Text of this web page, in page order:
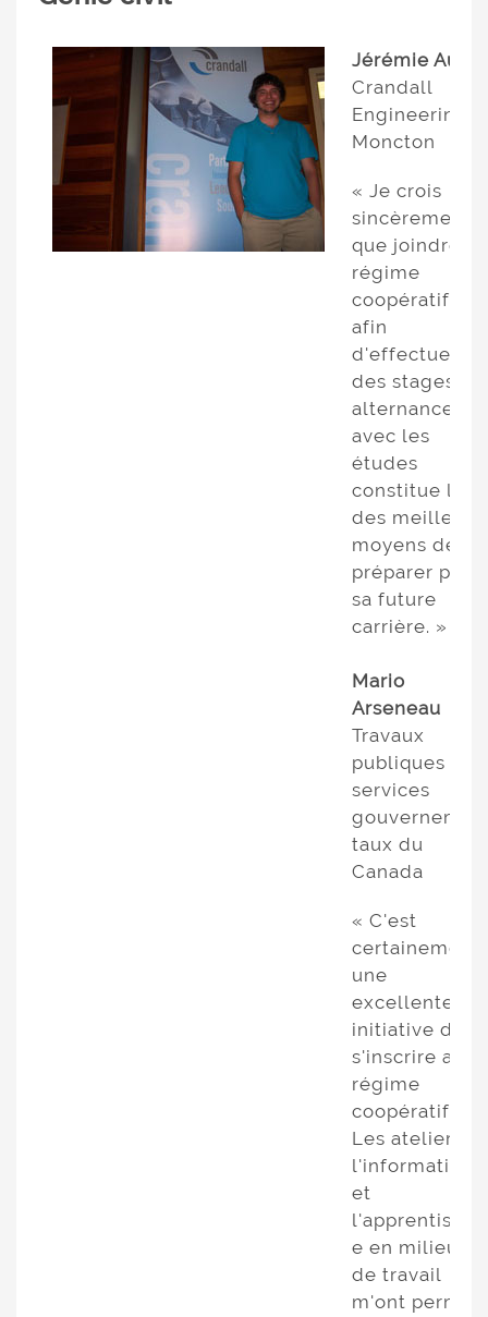
Jérémie Aubé
Crandall
Engineering,
Moncton
« Je crois
sincèrement
que joindre le
régime
coopératif
afin
d'effectuer
des stages en
alternance
avec les
études
constitue l'un
des meilleurs
moyens de se
préparer pour
sa future
carrière. »
Mario
Arseneau
Travaux
publiques et
services
gouvernemen
taux du
Canada
« C'est
certainement
une
excellente
initiative de
s'inscrire au
régime
coopératif.
Les ateliers,
l'information
et
l'apprentissag
e en milieu
de travail
m'ont permis